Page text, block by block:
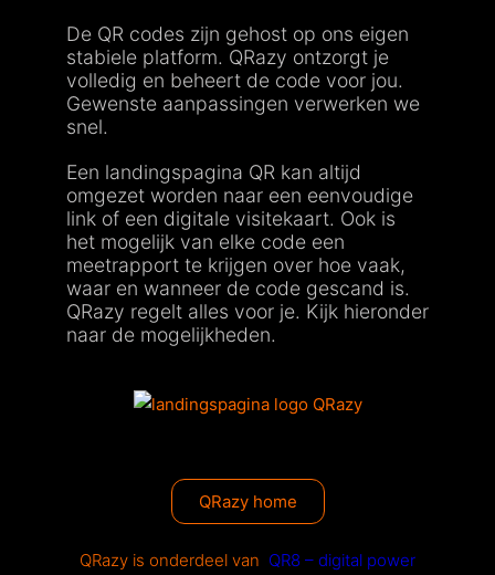
De QR codes zijn gehost op ons eigen
stabiele platform. QRazy ontzorgt je
volledig en beheert de code voor jou.
Gewenste aanpassingen verwerken we
snel.
Een landingspagina QR kan altijd
omgezet worden naar een eenvoudige
link of een digitale visitekaart. Ook is
het mogelijk van elke code een
meetrapport te krijgen over hoe vaak,
waar en wanneer de code gescand is.
QRazy regelt alles voor je. Kijk hieronder
naar de mogelijkheden.
QRazy home
QRazy is onderdeel van QR8 – digital power